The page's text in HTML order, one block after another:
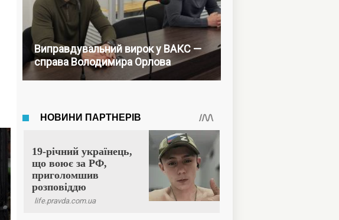
Виправдувальний вирок у ВАКС —
справа Володимира Орлова